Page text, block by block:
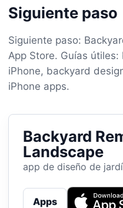
Siguiente paso
Siguiente paso:
App Store. Guías
iPhone, backyard
iPhone apps.
Backyard
Landscape
app de diseño de
Apps